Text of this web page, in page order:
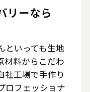
リーなら
といっても生地
材料からこだわ
社工場で手作り
ロフェッショナ